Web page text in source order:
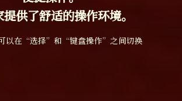
供了舒适的操作环境。
以在“选择”和“键盘操作”之间切换